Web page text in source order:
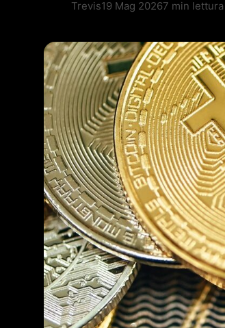
Trevis19 Mag 20267 min lettura